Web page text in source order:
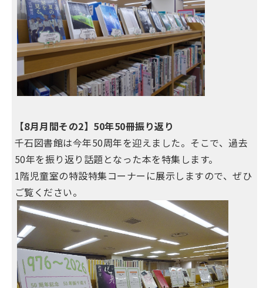
【8月月間その2】50年50冊振り返り
千石図書館は今年50周年を迎えました。そこで、過去
50年を振り返り話題となった本を特集します。
1階児童室の特設特集コーナーに展示しますので、ぜひ
ご覧ください。